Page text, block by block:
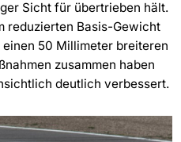
Sicht für übertrieben hält.
reduzierten Basis-Gewicht
50 Millimeter breiteren
zusammen haben
deutlich verbessert.